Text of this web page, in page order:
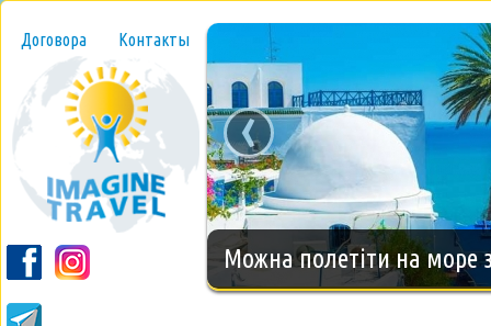
Договора Контакты
Новогодний тур на
‹